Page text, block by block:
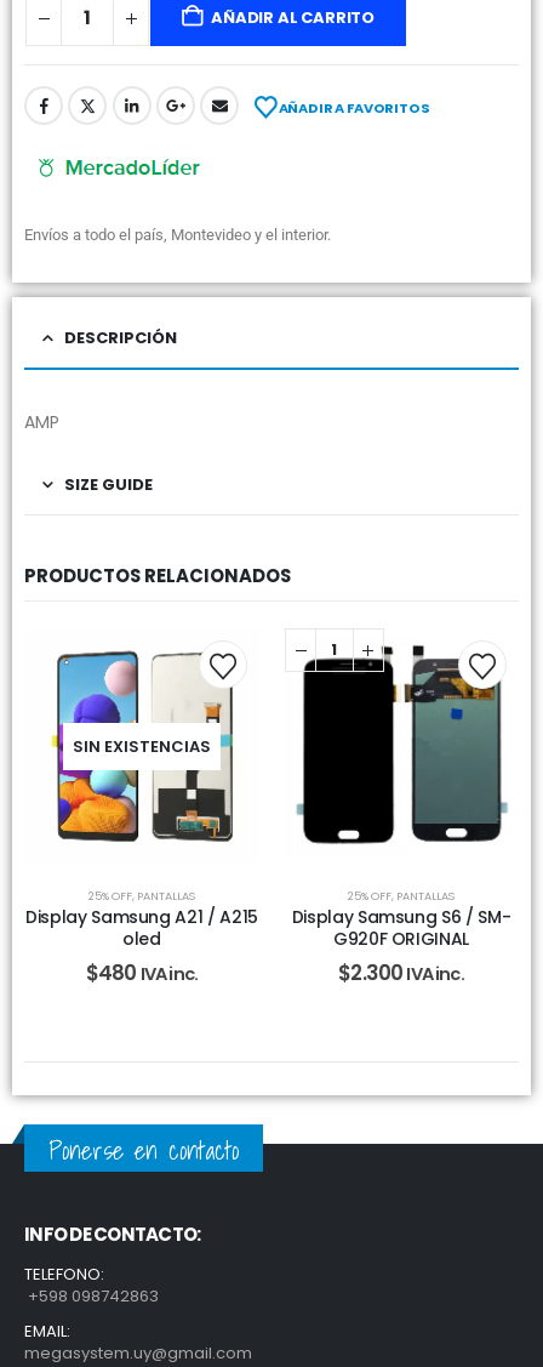
AÑADIR AL CARRITO
AÑADIR A FAVORITOS
Envíos a todo el país, Montevideo y el interior.
DESCRIPCIÓN
AMP
SIZE GUIDE
PRODUCTOS RELACIONADOS
SIN EXISTENCIAS
25% OFF, PANTALLAS
Display Samsung A21 / A215
oled
$480 IVA inc.
25% OFF, PANTALLAS
Display Samsung S6 / SM-
G920F ORIGINAL
$2.300 IVA inc.
Ponerse en contacto
INFO DE CONTACTO:
TELEFONO:
+598 098742863
EMAIL:
megasystem.uy@gmail.com